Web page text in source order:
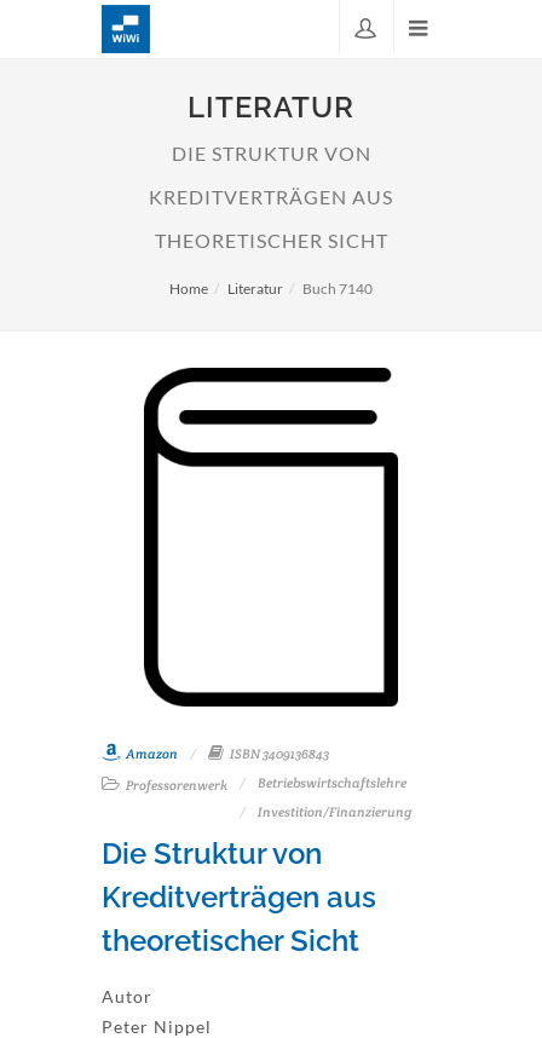
LITERATUR
DIE STRUKTUR VON
KREDITVERTRÄGEN AUS
THEORETISCHER SICHT
Home Literatur Buch 7140
Amazon
ISBN 3409136843
Professorenwerk
Betriebswirtschaftslehre
Investition/Finanzierung
Die Struktur von
Kreditverträgen aus
theoretischer Sicht
Autor
Peter Nippel